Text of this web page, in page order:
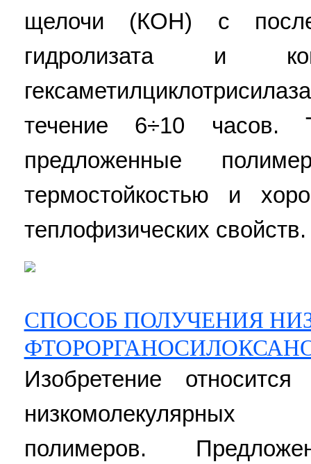
щелочи (КОН) с
гидролизата и
течение 6÷10 часов.
предложенные
термостойкостью и
теплофизических
СПОСОБ ПОЛУЧЕНИЯ
Изобретение
низкомолекулярных
полимеров.